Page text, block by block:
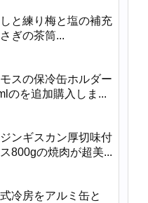
と練り梅と塩の補充
ぎの茶筒...
スの保冷缶ホルダー
のを追加購入しま...
ンギスカン厚切味付
800gの焼肉が超美...
冷房をアルミ缶と